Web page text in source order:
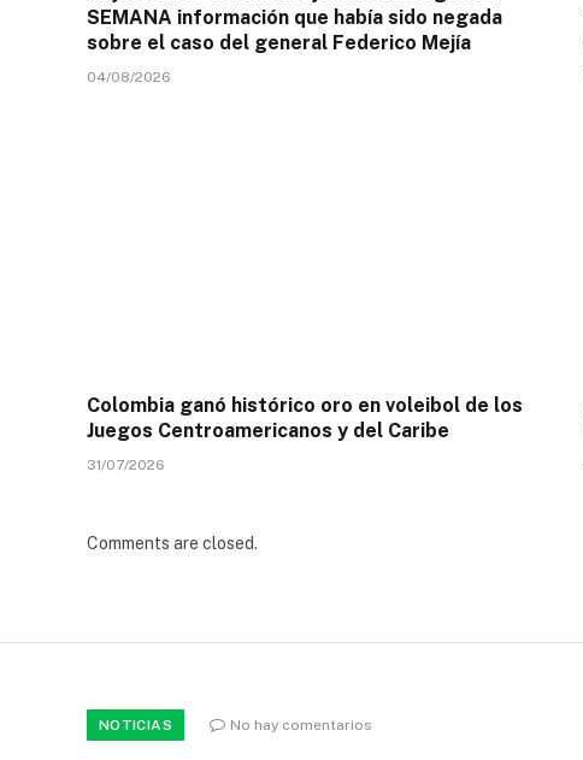
SEMANA información que había sido negada
sobre el caso del general Federico Mejía
04/08/2026
Colombia ganó histórico oro en voleibol de los
Juegos Centroamericanos y del Caribe
31/07/2026
Comments are closed.
NOTICIAS No hay comentarios